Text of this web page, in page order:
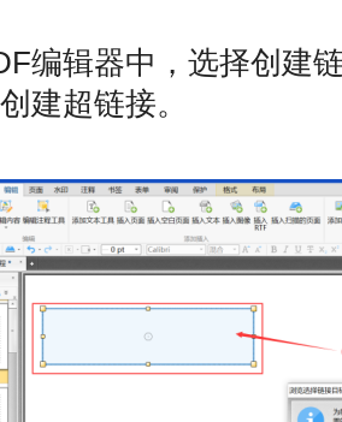
编辑器中，选择创建
建超链接。